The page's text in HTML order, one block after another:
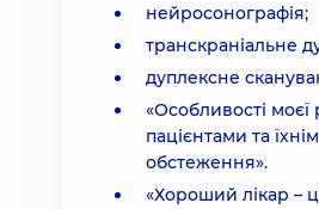
нейросонографія;
транскраніальне
дуплексне
«Особливості моєї
пацієнтами та
обстеження».
«Хороший лікар –